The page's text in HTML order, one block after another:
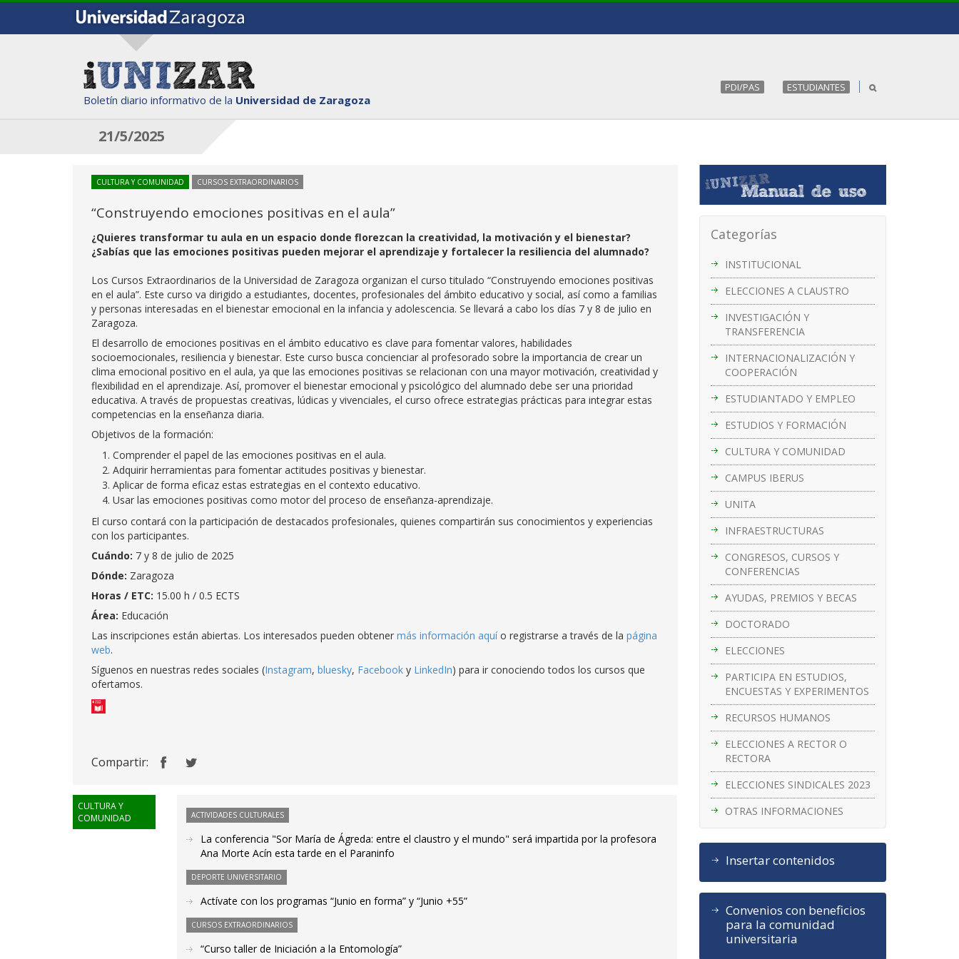
Boletín diario informativo de la Universidad de Zaragoza
PDI/PAS ESTUDIANTES
21/5/2025
Categorías
INSTITUCIONAL
ELECCIONES A CLAUSTRO
INVESTIGACIÓN Y
TRANSFERENCIA
INTERNACIONALIZACIÓN Y
COOPERACIÓN
ESTUDIANTADO Y EMPLEO
ESTUDIOS Y FORMACIÓN
CULTURA Y COMUNIDAD
CAMPUS IBERUS
UNITA
INFRAESTRUCTURAS
CONGRESOS, CURSOS Y
CONFERENCIAS
AYUDAS, PREMIOS Y BECAS
DOCTORADO
ELECCIONES
PARTICIPA EN ESTUDIOS,
ENCUESTAS Y EXPERIMENTOS
RECURSOS HUMANOS
ELECCIONES A RECTOR O
RECTORA
ELECCIONES SINDICALES 2023
OTRAS INFORMACIONES
Insertar contenidos
Convenios con beneficios
para la comunidad
universitaria
CULTURA Y COMUNIDAD CURSOS EXTRAORDINARIOS
“Construyendo emociones positivas en el aula”
¿Quieres transformar tu aula en un espacio donde florezcan la creatividad, la motivación y el bienestar?
¿Sabías que las emociones positivas pueden mejorar el aprendizaje y fortalecer la resiliencia del alumnado?
Los Cursos Extraordinarios de la Universidad de Zaragoza organizan el curso titulado “Construyendo emociones positivas
en el aula”. Este curso va dirigido a estudiantes, docentes, profesionales del ámbito educativo y social, así como a familias
y personas interesadas en el bienestar emocional en la infancia y adolescencia. Se llevará a cabo los días 7 y 8 de julio en
Zaragoza.
El desarrollo de emociones positivas en el ámbito educativo es clave para fomentar valores, habilidades
socioemocionales, resiliencia y bienestar. Este curso busca concienciar al profesorado sobre la importancia de crear un
clima emocional positivo en el aula, ya que las emociones positivas se relacionan con una mayor motivación, creatividad y
flexibilidad en el aprendizaje. Así, promover el bienestar emocional y psicológico del alumnado debe ser una prioridad
educativa. A través de propuestas creativas, lúdicas y vivenciales, el curso ofrece estrategias prácticas para integrar estas
competencias en la enseñanza diaria.
Objetivos de la formación:
Comprender el papel de las emociones positivas en el aula.
Adquirir herramientas para fomentar actitudes positivas y bienestar.
Aplicar de forma eficaz estas estrategias en el contexto educativo.
Usar las emociones positivas como motor del proceso de enseñanza-aprendizaje.
El curso contará con la participación de destacados profesionales, quienes compartirán sus conocimientos y experiencias
con los participantes.
Cuándo: 7 y 8 de julio de 2025
Dónde: Zaragoza
Horas / ETC: 15.00 h / 0.5 ECTS
Área: Educación
Las inscripciones están abiertas. Los interesados pueden obtener más información aquío registrarse a través de la página
web.
Síguenos en nuestras redes sociales (Instagram, bluesky, Facebook y LinkedIn) para ir conociendo todos los cursos que
ofertamos.
Compartir:
CULTURA Y
COMUNIDAD
ACTIVIDADES CULTURALES
La conferencia "Sor María de Ágreda: entre el claustro y el mundo" será impartida por la profesora
Ana Morte Acín esta tarde en el Paraninfo
DEPORTE UNIVERSITARIO
Actívate con los programas “Junio en forma” y “Junio +55”
CURSOS EXTRAORDINARIOS
“Curso taller de Iniciación a la Entomología”